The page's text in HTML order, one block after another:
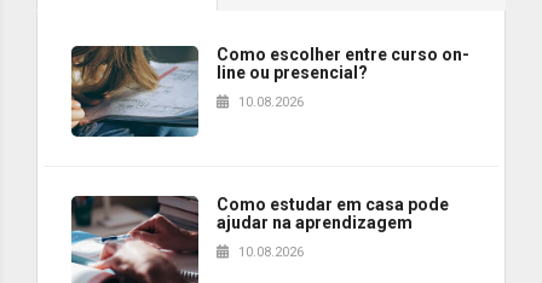
Como escolher entre curso on-
line ou presencial?
10.08.2026
Como estudar em casa pode
ajudar na aprendizagem
10.08.2026